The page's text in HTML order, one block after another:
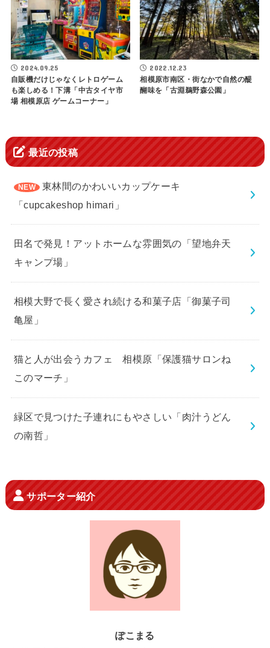
2024.09.25
自販機だけじゃなくレトロゲーム
も楽しめる！下溝「中古タイヤ市
場 相模原店 ゲームコーナー」
2022.12.23
相模原市南区・街なかで自然の醍
醐味を「古淵鵜野森公園」
最近の投稿
東林間のかわいいカップケーキ
「cupcakeshop himari」
田名で発見！アットホームな雰囲気の「望地弁天
キャンプ場」
相模大野で長く愛され続ける和菓子店「御菓子司
亀屋」
猫と人が出会うカフェ 相模原「保護猫サロンね
このマーチ」
緑区で見つけた子連れにもやさしい「肉汁うどん
の南哲」
サポーター紹介
ぽこまる